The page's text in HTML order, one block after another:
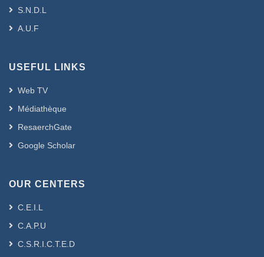
S.N.D.L
A.U.F
USEFUL LINKS
Web TV
Médiathèque
ResaerchGate
Google Scholar
OUR CENTERS
C.E.I.L
C.A.P.U
C.S.R.I.C.T.E.D